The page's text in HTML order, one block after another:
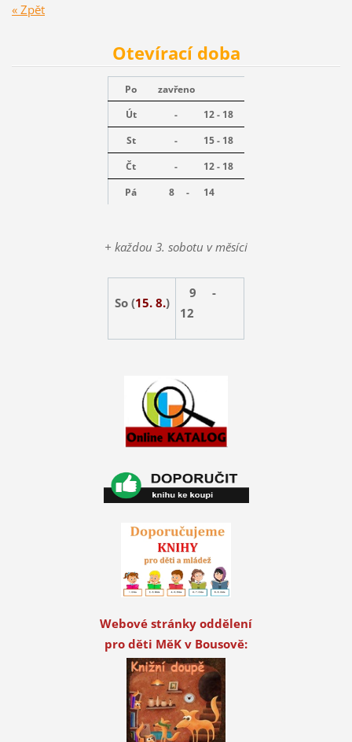
« Zpět
Otevírací doba
Po
zavřeno
Út
-
12 - 18
St
-
15 - 18
Čt
-
12 - 18
Pá
8 - 14
+ každou 3. sobotu v měsíci
So (15. 8.)
9 -
12
Webové stránky oddělení
pro děti MěK v Bousově: